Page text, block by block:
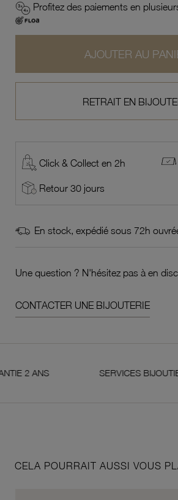
Profitez des paiements en
AJOUTER AU
RETRAIT EN
Click & Collect en 2h
Retour 30 jours
En stock, expédié sous 72h
Une question ? N'hésitez pas à en
CONTACTER UNE BIJOUTERIE
SERVICES BIJOUTIERS
CELA POURRAIT AUSSI VOUS